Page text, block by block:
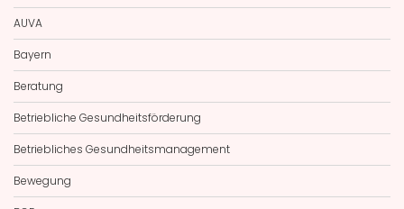
AUVA
Bayern
Beratung
Betriebliche Gesundheitsförderung
Betriebliches Gesundheitsmanagement
Bewegung